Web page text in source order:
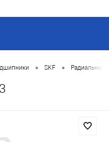
• SKF • Радиальные